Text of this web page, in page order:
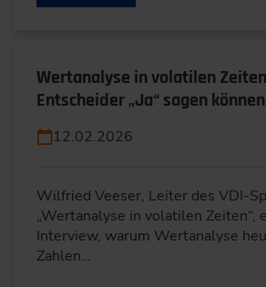
Wertanalyse in volatilen
Entscheider „Ja“ sagen können
12.02.2026
Wilfried Veeser, Leiter des VDI-
„Wertanalyse in volatilen Zeiten“,
Interview, warum Wertanalyse
Zahlen…